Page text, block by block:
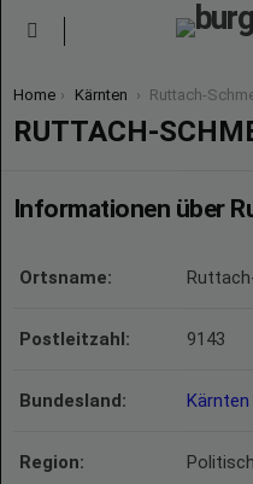
You are here:
Home Kärnten Ruttach-
RUTTACH-
Informationen über
Ortsname:
Postleitzahl: 9143
Bundesland: Kärnten
Region: